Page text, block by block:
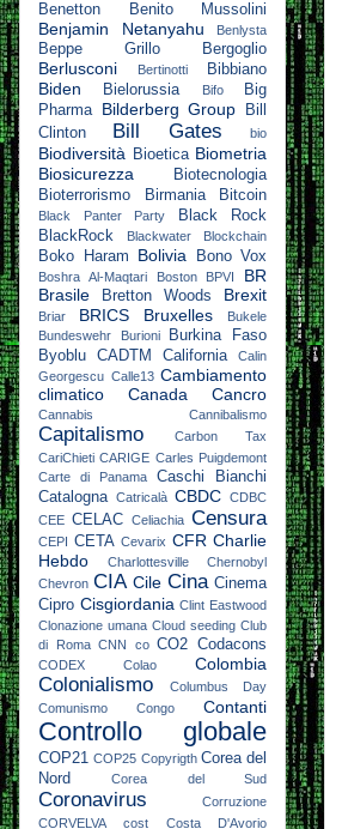
Benetton
Benito Mussolini
Benjamin Netanyahu Benlysta
Beppe Grillo Bergoglio
Berlusconi Bertinotti Bibbiano
Biden Bielorussia Bifo
Big
Pharma
Bilderberg Group
Bill
Clinton
Bill Gates bio
Biodiversità Bioetica Biometria
Biosicurezza
Biotecnologia
Bioterrorismo
Birmania Bitcoin
Black Panter Party
Black Rock
BlackRock
Blackwater Blockchain
Boko Haram Bolivia Bono Vox
Boshra Al-Maqtari Boston BPVI
BR
Brasile
Bretton Woods Brexit
Briar BRICS Bruxelles
Bukele
Bundeswehr
Burioni
Burkina Faso
Byoblu
CADTM California
Calin
Georgescu Calle13 Cambiamento
climatico
Canada Cancro
Cannabis Cannibalismo
Capitalismo
Carbon Tax
CariChieti CARIGE Carles Puigdemont
Carte di Panama
Caschi Bianchi
Catalogna Catricalà CBDC CDBC
CEE CELAC Celiachia Censura
CEPI CETA Cevarix CFR Charlie
Hebdo
Charlottesville
Chernobyl
Chevron CIA Cile Cina Cinema
Cipro Cisgiordania Clint Eastwood
Clonazione umana Cloud seeding Club
di Roma CNN co CO2 Codacons
CODEX Colao Colombia
Colonialismo
Columbus Day
Comunismo
Congo Contanti
Controllo globale
COP21 COP25 Copyrigth Corea del
Nord
Corea del Sud
Coronavirus
Corruzione
CORVELVA
cost Costa D'Avorio